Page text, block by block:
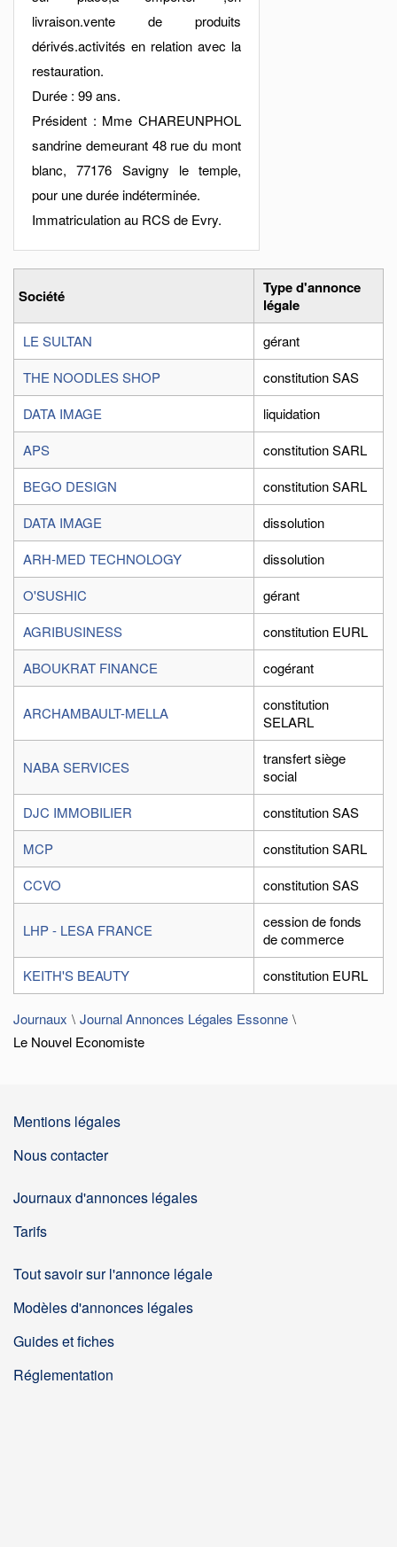
livraison.vente de produits
dérivés.activités en relation avec la
restauration.
Durée : 99 ans.
Président : Mme CHAREUNPHOL
sandrine demeurant 48 rue du mont
blanc, 77176 Savigny le temple,
pour une durée indéterminée.
Immatriculation au RCS de Evry.
Société
Type d'annonce
légale
LE SULTAN
gérant
THE NOODLES SHOP
constitution SAS
DATA IMAGE
liquidation
APS
constitution SARL
BEGO DESIGN
constitution SARL
DATA IMAGE
dissolution
ARH-MED TECHNOLOGY
dissolution
O'SUSHIC
gérant
AGRIBUSINESS
constitution EURL
ABOUKRAT FINANCE
cogérant
ARCHAMBAULT-MELLA
constitution
SELARL
NABA SERVICES
transfert siège
social
DJC IMMOBILIER
constitution SAS
MCP
constitution SARL
CCVO
constitution SAS
LHP - LESA FRANCE
cession de fonds
de commerce
KEITH'S BEAUTY
constitution EURL
Journaux
Journal Annonces Légales Essonne
Le Nouvel Economiste
Mentions légales
Nous contacter
Journaux d'annonces légales
Tarifs
Tout savoir sur l'annonce légale
Modèles d'annonces légales
Guides et fiches
Réglementation